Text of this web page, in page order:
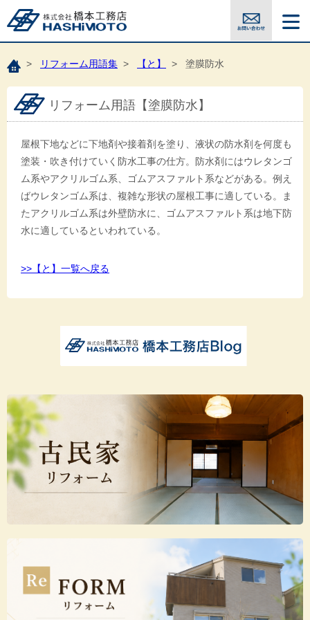
> リフォーム用語集 > 【と】 > 塗膜防水
リフォーム用語【塗膜防水】
屋根下地などに下地剤や接着剤を塗り、液状の防水剤を何度も
塗装・吹き付けていく防水工事の仕方。防水剤にはウレタンゴ
ム系やアクリルゴム系、ゴムアスファルト系などがある。例え
ばウレタンゴム系は、複雑な形状の屋根工事に適している。ま
たアクリルゴム系は外壁防水に、ゴムアスファルト系は地下防
水に適しているといわれている。
>>【と】一覧へ戻る